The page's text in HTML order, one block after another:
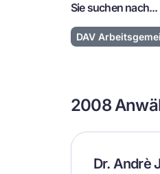
Sie suchen nach...
DAV
2008
Dr. Andrè